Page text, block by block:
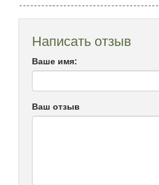
Написать отзыв
Ваше имя:
Ваш отзыв